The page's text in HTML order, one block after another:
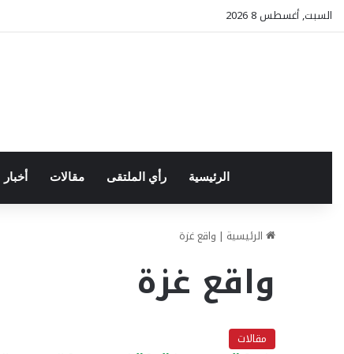
السبت, أغسطس 8 2026
الرئيسية رأي الملتقى مقالات أخبار
الرئيسية | واقع غزة
واقع غزة
مقالات